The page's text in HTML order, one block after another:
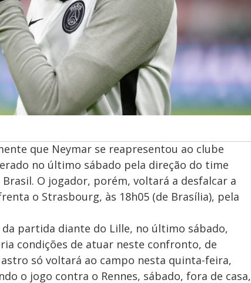
que Neymar se reapresentou ao clube
no último sábado pela direção do time
O jogador, porém, voltará a desfalcar a
o Strasbourg, às 18h05 (de Brasília), pela
partida diante do Lille, no último sábado,
condições de atuar neste confronto, de
só voltará ao campo nesta quinta-feira,
o jogo contra o Rennes, sábado, fora de casa,